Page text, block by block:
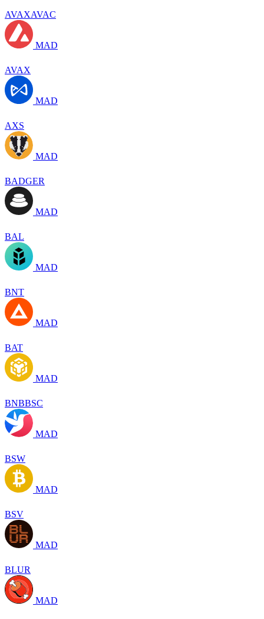
AVAXAVAC
MAD
AVAX
MAD
AXS
MAD
BADGER
MAD
BAL
MAD
BNT
MAD
BAT
MAD
BNBBSC
MAD
BSW
MAD
BSV
MAD
BLUR
MAD